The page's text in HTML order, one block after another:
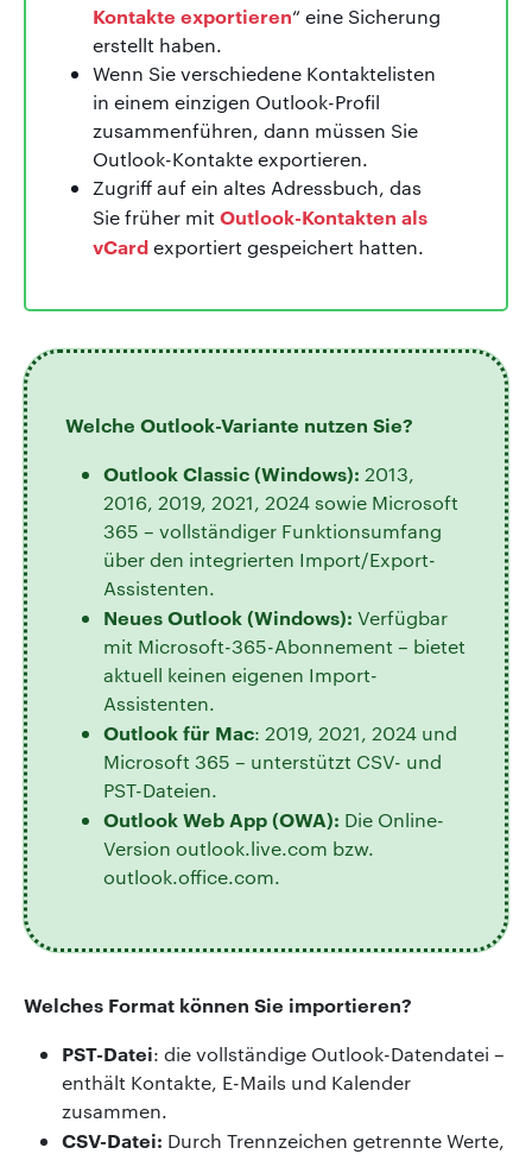
Kontakte exportieren“ eine Sicherung
erstellt haben.
Wenn Sie verschiedene Kontaktelisten
in einem einzigen Outlook-Profil
zusammenführen, dann müssen Sie
Outlook-Kontakte exportieren.
Zugriff auf ein altes Adressbuch, das
Sie früher mit Outlook-Kontakten als
vCardexportiert gespeichert hatten.
Welche Outlook-Variante nutzen Sie?
Outlook Classic (Windows): 2013,
2016, 2019, 2021, 2024 sowie Microsoft
365 – vollständiger Funktionsumfang
über den integrierten Import/Export-
Assistenten.
Neues Outlook (Windows): Verfügbar
mit Microsoft-365-Abonnement – bietet
aktuell keinen eigenen Import-
Assistenten.
Outlook für Mac: 2019, 2021, 2024 und
Microsoft 365 – unterstützt CSV- und
PST-Dateien.
Outlook Web App (OWA): Die Online-
Version outlook.live.com bzw.
outlook.office.com.
Welches Format können Sie importieren?
PST-Datei: die vollständige Outlook-Datendatei –
enthält Kontakte, E-Mails und Kalender
zusammen.
CSV-Datei: Durch Trennzeichen getrennte Werte,